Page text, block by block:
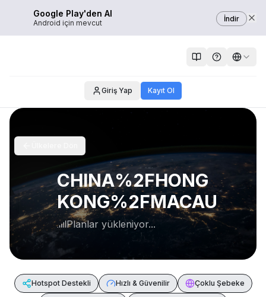
Google Play'den Al
Android için mevcut İndir
Giriş Yap Kayıt Ol
CHINA%2FHONG
KONG%2FMACAU
Planlar yükleniyor...
Hotspot Destekli Hızlı & Güvenilir Çoklu Şebeke